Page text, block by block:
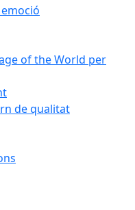
of the World per
de qualitat